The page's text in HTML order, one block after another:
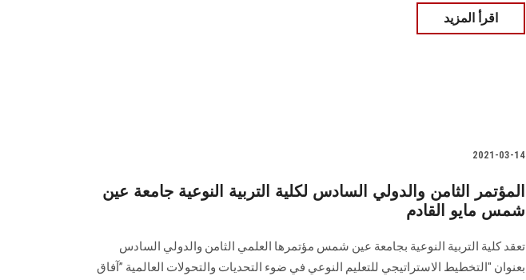
اقرأ المزيد
2021-03-14
المؤتمر الثامن والدولي السادس لكلية التربية النوعية جامعة عين
شمس مايو القادم
تعقد كلية التربية النوعية بجامعة عين شمس مؤتمرها العلمي الثامن والدولي السادس
بعنوان "التخطيط الاستراتيجي للتعليم النوعي في ضوء التحديات والتحولات العالمية ”آفاق